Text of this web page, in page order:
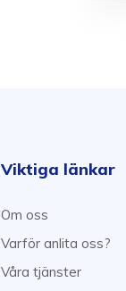
Viktiga länkar
Om oss
Varför anlita oss?
Våra tjänster